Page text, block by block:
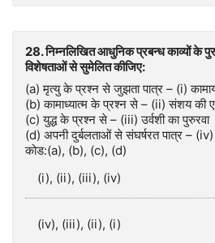
28. निम्नलिखित आधुनिक प्रबन्ध काव्यों के
विशेषताओं से सुमेलित कीजिए:
(a) मृत्यु के प्रश्न से जुझता पात्र – (i)
(b) कामाध्यात्म के प्रश्न से – (ii) संशय की
(c) युद्ध के प्रश्न से – (iii) उर्वशी का पुरुरवा
(d) अपनी दुर्बलताओं से संघर्षरत पात्र –
कोड:(a), (b), (c), (d)
(i), (ii), (iii), (iv)
(iv), (iii), (ii), (i)